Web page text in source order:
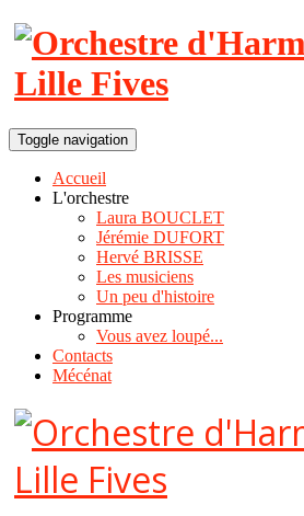
Toggle navigation
Accueil
L'orchestre
Laura BOUCLET
Jérémie DUFORT
Hervé BRISSE
Les musiciens
Un peu d'histoire
Programme
Vous avez loupé...
Contacts
Mécénat